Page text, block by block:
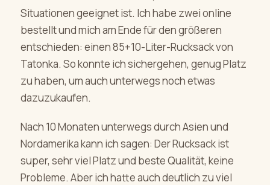
Situationen geeignet ist. Ich habe zwei online
bestellt und mich am Ende für den größeren
entschieden: einen 85+10-Liter-Rucksack von
Tatonka. So konnte ich sichergehen, genug Platz
zu haben, um auch unterwegs noch etwas
dazuzukaufen.
Nach 10 Monaten unterwegs durch Asien und
Nordamerika kann ich sagen: Der Rucksack ist
super, sehr viel Platz und beste Qualität, keine
Probleme. Aber ich hatte auch deutlich zu viel